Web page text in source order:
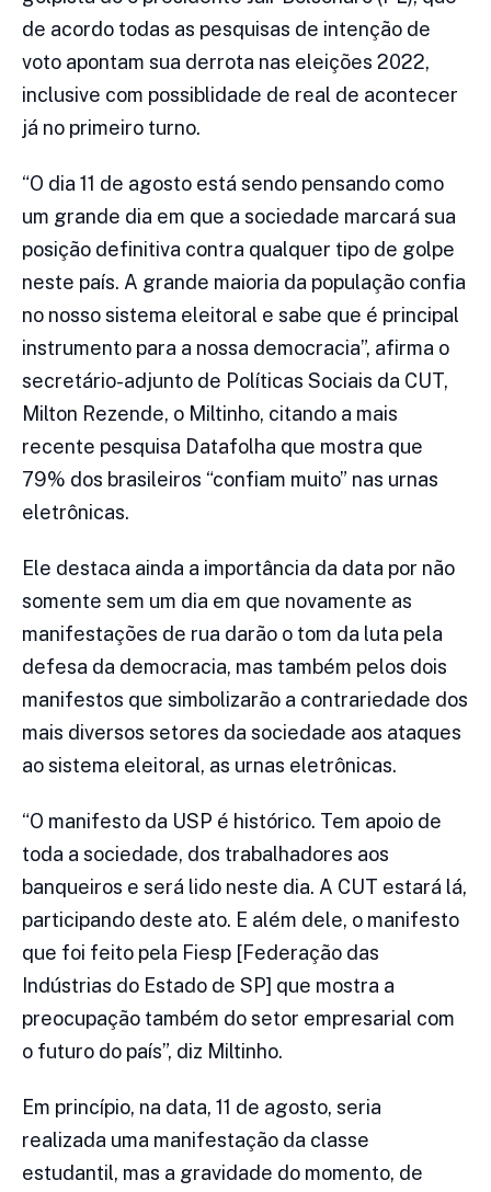
de acordo todas as pesquisas de intenção de
voto apontam sua derrota nas eleições 2022,
inclusive com possiblidade de real de acontecer
já no primeiro turno.
“O dia 11 de agosto está sendo pensando como
um grande dia em que a sociedade marcará sua
posição definitiva contra qualquer tipo de golpe
neste país. A grande maioria da população confia
no nosso sistema eleitoral e sabe que é principal
instrumento para a nossa democracia”, afirma o
secretário-adjunto de Políticas Sociais da CUT,
Milton Rezende, o Miltinho, citando a mais
recente pesquisa Datafolha que mostra que
79% dos brasileiros “confiam muito” nas urnas
eletrônicas.
Ele destaca ainda a importância da data por não
somente sem um dia em que novamente as
manifestações de rua darão o tom da luta pela
defesa da democracia, mas também pelos dois
manifestos que simbolizarão a contrariedade dos
mais diversos setores da sociedade aos ataques
ao sistema eleitoral, as urnas eletrônicas.
“O manifesto da USP é histórico. Tem apoio de
toda a sociedade, dos trabalhadores aos
banqueiros e será lido neste dia. A CUT estará lá,
participando deste ato. E além dele, o manifesto
que foi feito pela Fiesp [Federação das
Indústrias do Estado de SP] que mostra a
preocupação também do setor empresarial com
o futuro do país”, diz Miltinho.
Em princípio, na data, 11 de agosto, seria
realizada uma manifestação da classe
estudantil, mas a gravidade do momento, de